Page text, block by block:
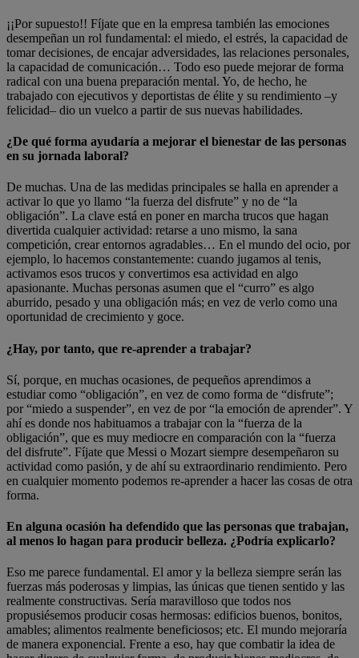
¡¡Por supuesto!! Fíjate que en la empresa también las emociones
desempeñan un rol fundamental: el miedo, el estrés, la capacidad de
tomar decisiones, de encajar adversidades, las relaciones personales,
la capacidad de comunicación… Todo eso puede mejorar de forma
radical con una buena preparación mental. Yo, de hecho, he
trabajado con ejecutivos y deportistas de élite y su rendimiento –y
felicidad– dio un vuelco a partir de sus nuevas habilidades.
¿De qué forma ayudaría a mejorar el bienestar de las personas
en su jornada laboral?
De muchas. Una de las medidas principales se halla en aprender a
activar lo que yo llamo “la fuerza del disfrute” y no de “la
obligación”. La clave está en poner en marcha trucos que hagan
divertida cualquier actividad: retarse a uno mismo, la sana
competición, crear entornos agradables… En el mundo del ocio, por
ejemplo, lo hacemos constantemente: cuando jugamos al tenis,
activamos esos trucos y convertimos esa actividad en algo
apasionante. Muchas personas asumen que el “curro” es algo
aburrido, pesado y una obligación más; en vez de verlo como una
oportunidad de crecimiento y goce.
¿Hay, por tanto, que re-aprender a trabajar?
Sí, porque, en muchas ocasiones, de pequeños aprendimos a
estudiar como “obligación”, en vez de como forma de “disfrute”;
por “miedo a suspender”, en vez de por “la emoción de aprender”. Y
ahí es donde nos habituamos a trabajar con la “fuerza de la
obligación”, que es muy mediocre en comparación con la “fuerza
del disfrute”. Fíjate que Messi o Mozart siempre desempeñaron su
actividad como pasión, y de ahí su extraordinario rendimiento. Pero
en cualquier momento podemos re-aprender a hacer las cosas de otra
forma.
En alguna ocasión ha defendido que las personas que trabajan,
al menos lo hagan para producir belleza. ¿Podría explicarlo?
Eso me parece fundamental. El amor y la belleza siempre serán las
fuerzas más poderosas y limpias, las únicas que tienen sentido y las
realmente constructivas. Sería maravilloso que todos nos
propusiésemos producir cosas hermosas: edificios buenos, bonitos,
amables; alimentos realmente beneficiosos; etc. El mundo mejoraría
de manera exponencial. Frente a eso, hay que combatir la idea de